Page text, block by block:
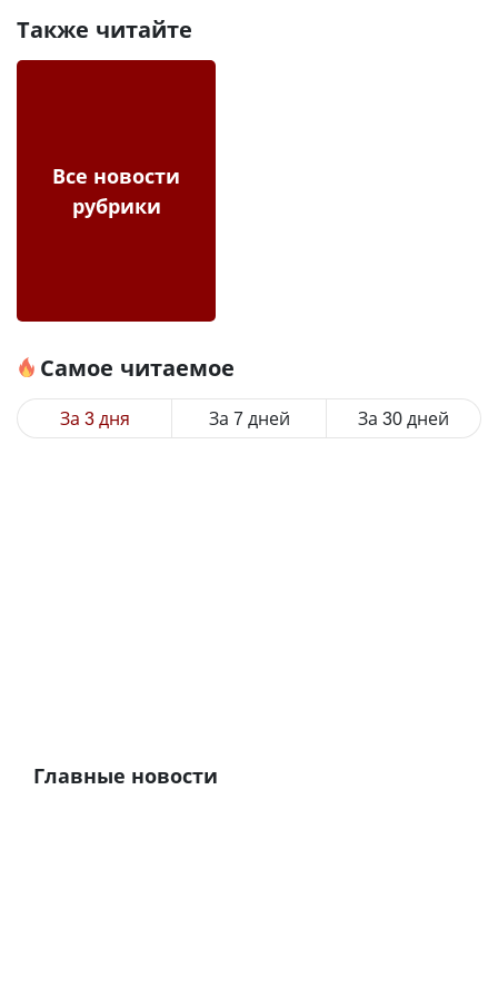
Также читайте
Все новости
рубрики
Самое читаемое
За 3 дня За 7 дней За 30 дней
Главные новости